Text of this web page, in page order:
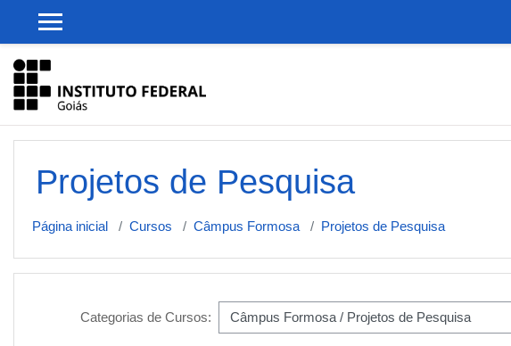
Projetos de Pesquisa
Página inicial Cursos Câmpus Formosa Projetos de Pesquisa
Categorias de Cursos: